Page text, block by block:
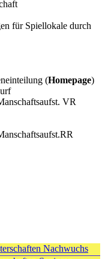
für Spiellokale durch
(Homepage)
VR
Nachwuchs